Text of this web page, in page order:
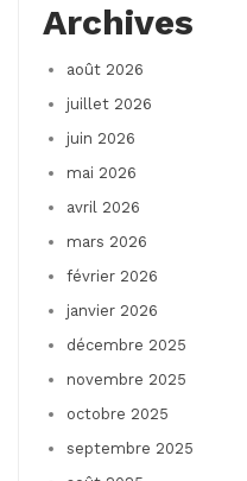
Archives
août 2026
juillet 2026
juin 2026
mai 2026
avril 2026
mars 2026
février 2026
janvier 2026
décembre 2025
novembre 2025
octobre 2025
septembre 2025